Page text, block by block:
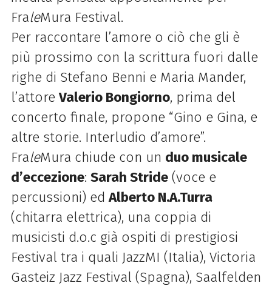
FraleMura Festival.
Per raccontare l’amore o ciò che gli è
più prossimo con la scrittura fuori dalle
righe di Stefano Benni e Maria Mander,
l’attoreValerio Bongiorno, prima del
concerto finale, propone “Gino e Gina, e
altre storie. Interludio d’amore”.
FraleMura chiude con un duo musicale
d’eccezione: Sarah Stride(voce e
percussioni) edAlberto N.A.Turra
(chitarra elettrica), una coppia di
musicisti d.o.c già ospiti di prestigiosi
Festival tra i quali JazzMI (Italia), Victoria
Gasteiz Jazz Festival (Spagna), Saalfelden